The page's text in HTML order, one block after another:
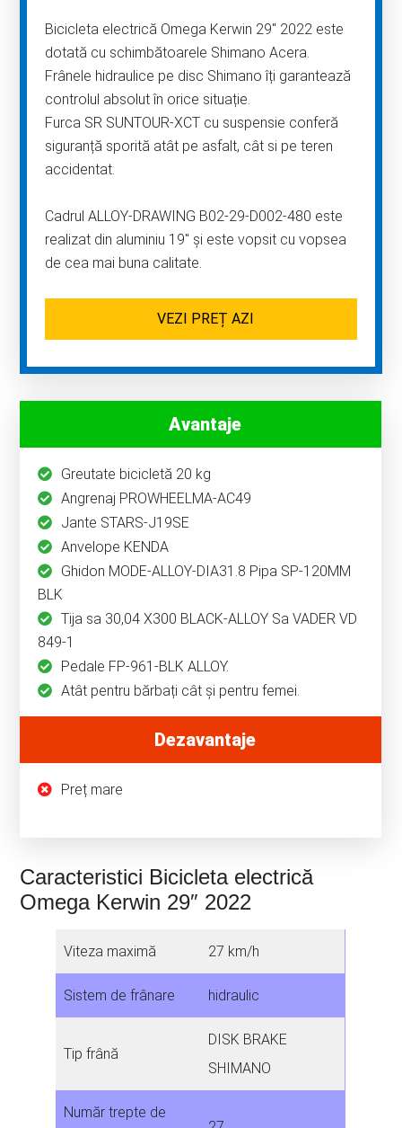
Bicicleta electrică Omega Kerwin 29″ 2022 este
dotată cu schimbătoarele Shimano Acera.
Frânele hidraulice pe disc Shimano îți garantează
controlul absolut în orice situație.
Furca SR SUNTOUR-XCT cu suspensie conferă
siguranță sporită atât pe asfalt, cât si pe teren
accidentat.
Cadrul ALLOY-DRAWING B02-29-D002-480 este
realizat din aluminiu 19″ și este vopsit cu vopsea
de cea mai buna calitate.
VEZI PREȚ AZI
Avantaje
Greutate bicicletă 20 kg
Angrenaj PROWHEELMA-AC49
Jante STARS-J19SE
Anvelope KENDA
Ghidon MODE-ALLOY-DIA31.8 Pipa SP-120MM
BLK
Tija sa 30,04 X300 BLACK-ALLOY Sa VADER VD
849-1
Pedale FP-961-BLK ALLOY.
Atât pentru bărbați cât și pentru femei.
Dezavantaje
Preț mare
Caracteristici Bicicleta electrică
Omega Kerwin 29″ 2022
Viteza maximă 27 km/h
Sistem de frânare hidraulic
Tip frână
DISK BRAKE
SHIMANO
Număr trepte de